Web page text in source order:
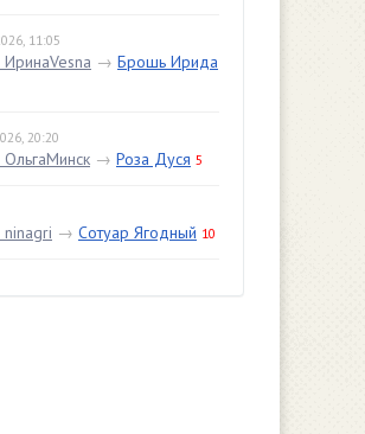
11:05
→ Брошь Ирида
20:20
→ Роза Дуся 5
ninagri → Сотуар Ягодный 10